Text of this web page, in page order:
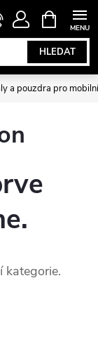
HLEDAT
NÁKUPNÍ
KOŠÍK
a pouzdra pro
kategorie.